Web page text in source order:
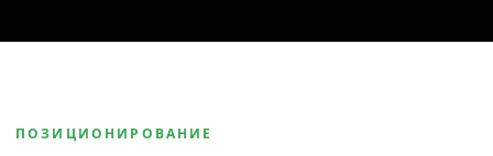
ПОЗИЦИОНИРОВАНИЕ